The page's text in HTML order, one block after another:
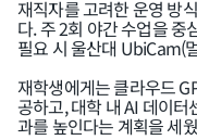
재직자를 고려한 운영 방
다. 주 2회 야간 수업을 중
필요 시 울산대 UbiCam(
재학생에게는 클라우드
공하고, 대학 내 AI 데이
과를 높인다는 계획을 세